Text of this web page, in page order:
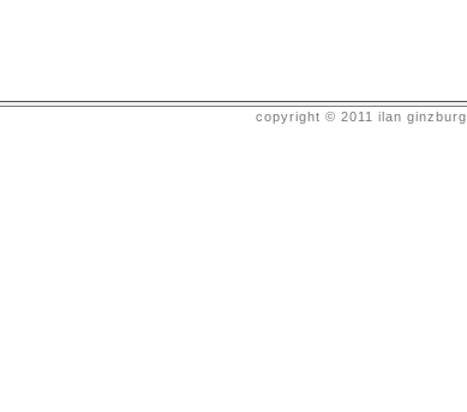
copyright © 2011 ilan ginzburg